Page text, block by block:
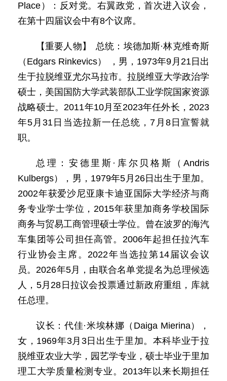
Place）：反对党。右翼政党，首次进入议会，
在第十四届议会中有8个议席。
【重要人物】 总统：埃德加斯·林克维奇斯
（Edgars Rinkevics） ，男，1973年9月21日出
生于拉脱维亚尤尔马拉市。拉脱维亚大学政治学
硕士，美国国防大学武装部队工业学院国家资源
战略硕士。2011年10月至2023年任外长，2023
年5月31日当选拉新一任总统，7月8日宣誓就
职。
总理：安德里斯·库尔贝格斯（Andris
Kulbergs），男，1979年5月26日出生于里加。
2002年获爱沙尼亚康卡迪亚国际大学经济与商
务专业学士学位，2015年获里加商务学校国际
商务与贸易工商管理硕士学位。曾在波罗的海汽
车集团等公司担任高管。2006年起担任拉汽车
行业协会主席。2022年当选拉第14届议会议
员。2026年5月，由联合名单党提名为总理候选
人，5月28日拉议会投票通过新政府重组，库就
任总理。
议长：代佳·米埃林娜（Daiga Mierina），
女，1969年3月3日出生于里加。本科毕业于拉
脱维亚农业大学，园艺学专业，硕士毕业于里加
理工大学质量检测专业。2013年以来长期担任